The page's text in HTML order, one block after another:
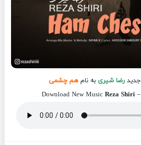
جدید رضا شیری به نام هم چشمی
Download New Music Reza Shiri –